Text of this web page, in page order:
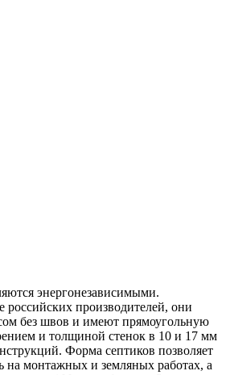
энергонезависимыми.
производителей, они
без швов и имеют прямоугольную
и толщиной стенок в 10 и 17 мм
Форма септиков позволяет
на монтажных и земляных работах, а